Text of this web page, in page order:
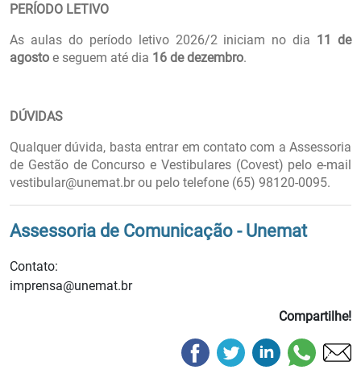
PERÍODO LETIVO
As aulas do período letivo 2026/2 iniciam no dia 11 de
agosto e seguem até dia 16 de dezembro.
DÚVIDAS
Qualquer dúvida, basta entrar em contato com a Assessoria
de Gestão de Concurso e Vestibulares (Covest) pelo e-mail
vestibular@unemat.br ou pelo telefone (65) 98120-0095.
Assessoria de Comunicação - Unemat
Contato:
imprensa@unemat.br
Compartilhe!